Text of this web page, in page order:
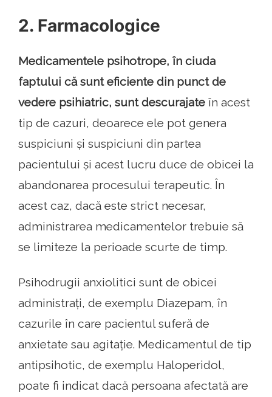
2. Farmacologice
Medicamentele psihotrope, în ciuda
faptului că sunt eficiente din punct de
vedere psihiatric, sunt descurajate în acest
tip de cazuri, deoarece ele pot genera
suspiciuni și suspiciuni din partea
pacientului și acest lucru duce de obicei la
abandonarea procesului terapeutic. În
acest caz, dacă este strict necesar,
administrarea medicamentelor trebuie să
se limiteze la perioade scurte de timp.
Psihodrugii anxiolitici sunt de obicei
administrați, de exemplu Diazepam, în
cazurile în care pacientul suferă de
anxietate sau agitație. Medicamentul de tip
antipsihotic, de exemplu Haloperidol,
poate fi indicat dacă persoana afectată are